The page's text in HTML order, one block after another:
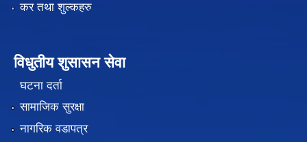
कर तथा शुल्कहरु
विधुतीय शुसासन सेवा
घटना दर्ता
सामाजिक सुरक्षा
नागरिक वडापत्र